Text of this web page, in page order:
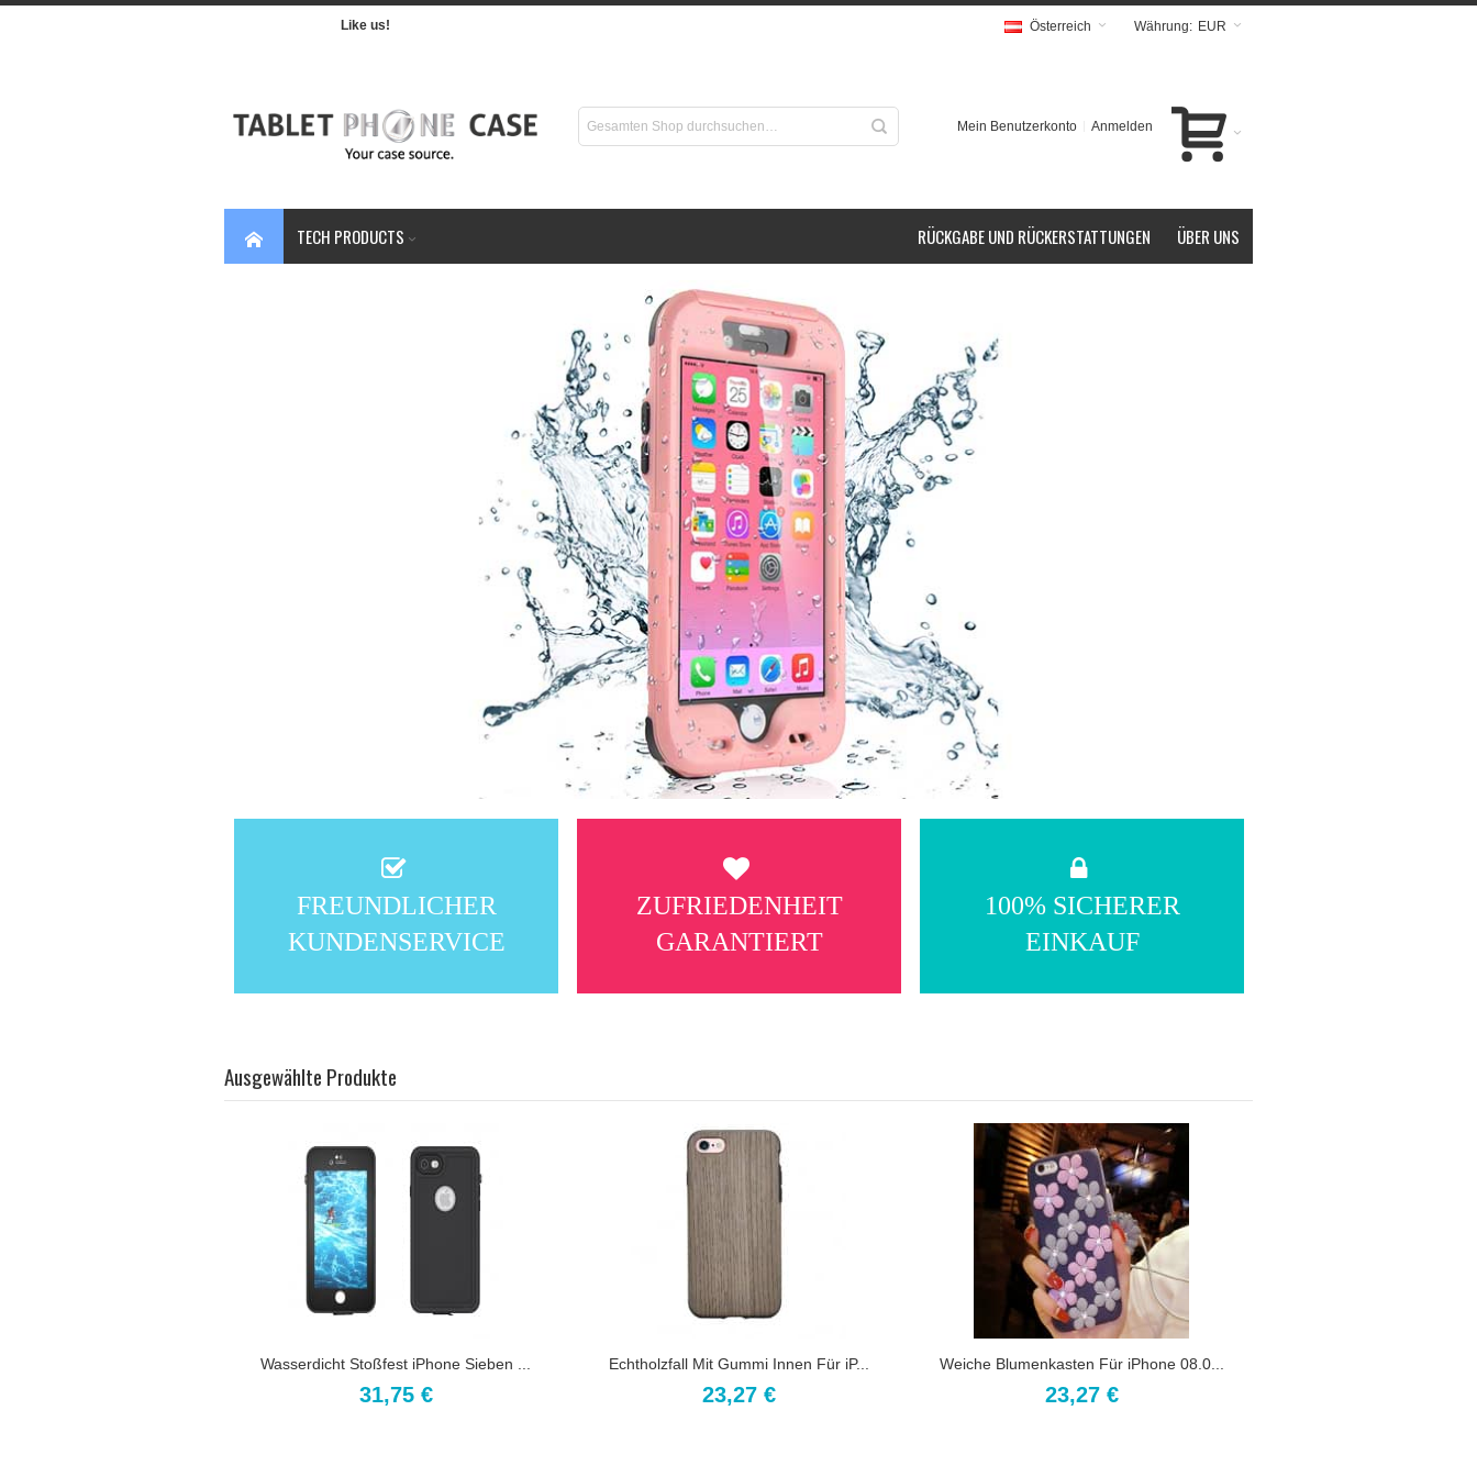
Like us! Währung: EUR
Österreich
Mein Benutzerkonto Anmelden
TECH PRODUCTS ÜBER UNS
RÜCKGABE UND RÜCKERSTATTUNGEN
FREUNDLICHER
KUNDENSERVICE
ZUFRIEDENHEIT
GARANTIERT
100% SICHERER
EINKAUF
Ausgewählte Produkte
Wasserdicht Stoßfest iPhone Sieben ...
31,75 €
Echtholzfall Mit Gummi Innen Für iP...
23,27 €
Weiche Blumenkasten Für iPhone 08.0...
23,27 €